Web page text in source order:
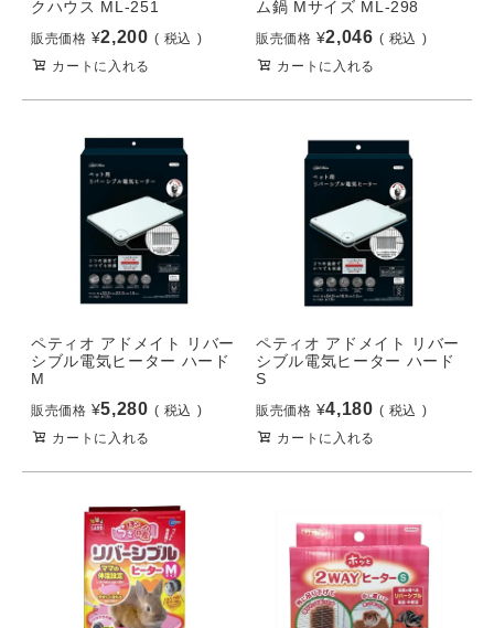
クハウス ML-251
販売価格 ¥2,200
税込
カートに入れる
ム鍋 Mサイズ ML-298
販売価格 ¥2,046
税込
カートに入れる
ペティオ アドメイト リバー
シブル電気ヒーター ハード
M
販売価格 ¥5,280
税込
カートに入れる
ペティオ アドメイト リバー
シブル電気ヒーター ハード
S
販売価格 ¥4,180
税込
カートに入れる